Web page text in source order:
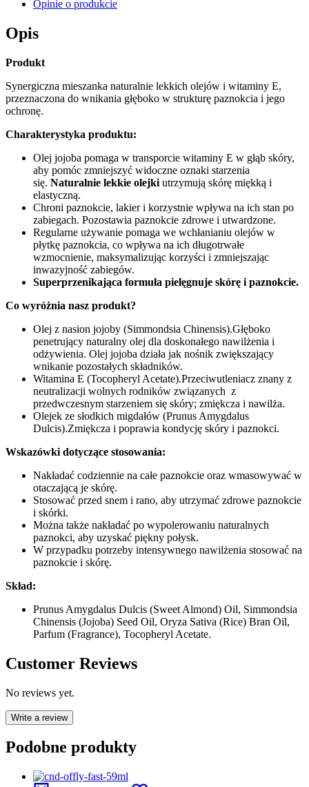
Opinie o produkcie
Opis
Produkt
Synergiczna mieszanka naturalnie lekkich olejów i witaminy E,
przeznaczona do wnikania głęboko w strukturę paznokcia i jego
ochronę.
Charakterystyka produktu:
Olej jojoba pomaga w transporcie witaminy E w głąb skóry,
aby pomóc zmniejszyć widoczne oznaki starzenia
się. Naturalnie lekkie olejki utrzymują skórę miękką i
elastyczną.
Chroni paznokcie, lakier i korzystnie wpływa na ich stan po
zabiegach. Pozostawia paznokcie zdrowe i utwardzone.
Regularne używanie pomaga we wchłanianiu olejów w
płytkę paznokcia, co wpływa na ich długotrwałe
wzmocnienie, maksymalizując korzyści i zmniejszając
inwazyjność zabiegów.
Superprzenikająca formuła pielęgnuje skórę i paznokcie.
Co wyróżnia nasz produkt?
Olej z nasion jojoby (Simmondsia Chinensis).Głęboko
penetrujący naturalny olej dla doskonałego nawilżenia i
odżywienia. Olej jojoba działa jak nośnik zwiększający
wnikanie pozostałych składników.
Witamina E (Tocopheryl Acetate).Przeciwutleniacz znany z
neutralizacji wolnych rodników związanych z
przedwczesnym starzeniem się skóry; zmiękcza i nawilża.
Olejek ze słodkich migdałów (Prunus Amygdalus
Dulcis).Zmiękcza i poprawia kondycję skóry i paznokci.
Wskazówki dotyczące stosowania:
Nakładać codziennie na całe paznokcie oraz wmasowywać w
otaczającą je skórę.
Stosować przed snem i rano, aby utrzymać zdrowe paznokcie
i skórki.
Można także nakładać po wypolerowaniu naturalnych
paznokci, aby uzyskać piękny połysk.
W przypadku potrzeby intensywnego nawilżenia stosować na
paznokcie i skórę.
Skład:
Prunus Amygdalus Dulcis (Sweet Almond) Oil, Simmondsia
Chinensis (Jojoba) Seed Oil, Oryza Sativa (Rice) Bran Oil,
Parfum (Fragrance), Tocopheryl Acetate.
Customer Reviews
No reviews yet.
Write a review
Podobne produkty